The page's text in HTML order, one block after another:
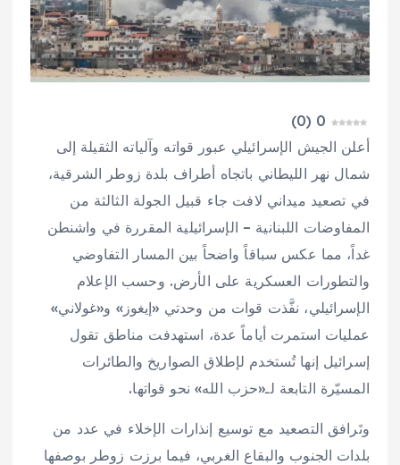
0
(
0
)
أعلن الجيش الإسرائيلي عبور قواته وآلياته الثقيلة إلى
شمال نهر الليطاني باتجاه أطراف بلدة زوطر الشرقية،
في تصعيد ميداني لافت جاء قبيل الجولة الثالثة من
المفاوضات اللبنانية – الإسرائيلية المقررة في واشنطن
غداً، مما عكس سباقاً واضحاً بين المسار التفاوضي
والتطورات العسكرية على الأرض. وحسب الإعلام
الإسرائيلي، نفَّذت قوات من وحدتي «إيغوز» و«غولاني»
عمليات استمرت أياماً عدة، استهدفت مناطق تقول
إسرائيل إنها تُستخدم لإطلاق الصواريخ والطائرات
المسيّرة التابعة لـ«حزب الله» نحو قواتها.
وتَرافق التصعيد مع توسيع إنذارات الإخلاء في عدد من
بلدات الجنوب والبقاع الغربي، فيما برزت زوطر بوصفها